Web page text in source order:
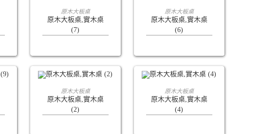
查看內容
原木大板桌
原木大板桌,實木桌
(7)
查看內容
原木大板桌
原木大板桌,實木桌
(6)
查看內容
原木大板桌
原木大板桌,實木桌
(2)
查看內容
原木大板桌
原木大板桌,實木桌
(4)